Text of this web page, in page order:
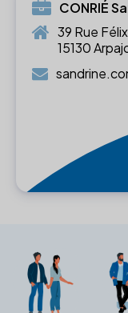
CONRIÉ
39 Rue
15130